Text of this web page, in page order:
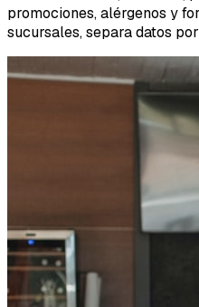
promociones, alérgenos y
sucursales, separa datos